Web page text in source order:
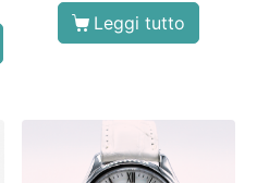
Leggi tutto